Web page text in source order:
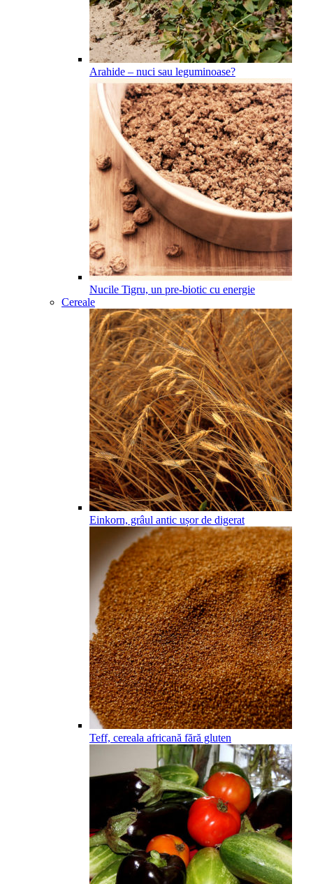
Arahide – nuci sau leguminoase?
Nucile Tigru, un pre-biotic cu energie
Cereale
Einkorn, grâul antic ușor de digerat
Teff, cereala africană fără gluten